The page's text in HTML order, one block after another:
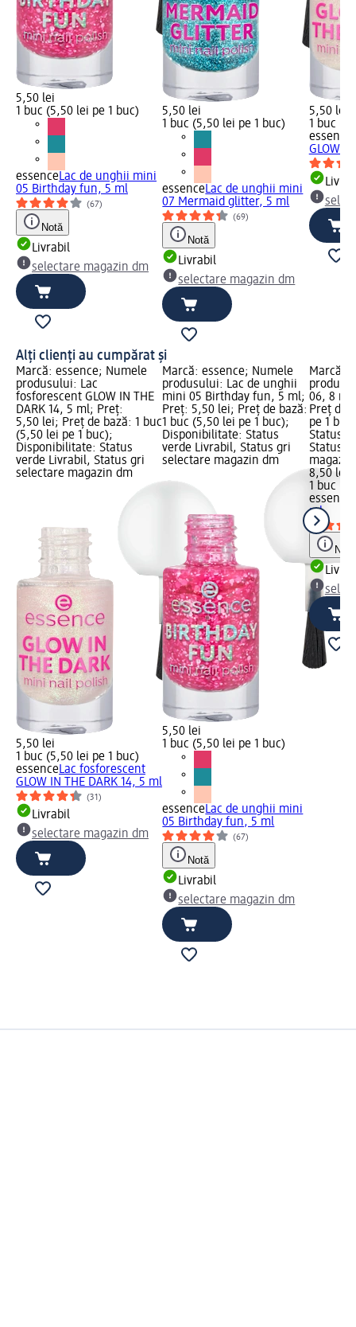
5,50 lei
1 buc (5,50 lei pe 1 buc)
essenceLac de unghii mini
05 Birthday fun, 5 ml
(67)
Notă
Livrabil
selectare magazin dm
5,50 lei
1 buc (5,50 lei pe 1 buc)
essenceLac de unghii mini
07 Mermaid glitter, 5 ml
(69)
Notă
Livrabil
selectare magazin dm
5,50 lei
1 buc
essence
GLOW
Alți clienți au cumpărat și
Marcă: essence; Numele
produsului: Lac
fosforescent GLOW IN THE
DARK 14, 5 ml; Preț:
5,50 lei; Preț de bază: 1 buc
(5,50 lei pe 1 buc);
Disponibilitate: Status
verde Livrabil, Status gri
selectare magazin dm
5,50 lei
1 buc (5,50 lei pe 1 buc)
essenceLac fosforescent
GLOW IN THE DARK 14, 5 ml
(31)
Livrabil
selectare magazin dm
Marcă: essence; Numele
produsului: Lac de unghii
mini 05 Birthday fun, 5 ml;
Preț: 5,50 lei; Preț de bază:
1 buc (5,50 lei pe 1 buc);
Disponibilitate: Status
verde Livrabil, Status gri
selectare magazin dm
5,50 lei
1 buc (5,50 lei pe 1 buc)
essenceLac de unghii mini
05 Birthday fun, 5 ml
(67)
Notă
Livrabil
selectare magazin dm
Marcă:
06, 8
Preț de
pe 1
Status
Status
8,50 lei
1 buc
essence
ml
Notă